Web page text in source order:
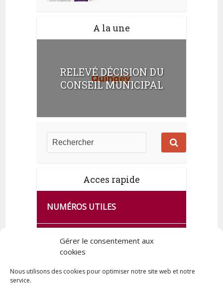
Gérer le consentement aux
cookies
Nous utilisons des cookies pour optimiser notre site web et notre
service.
A la une
RELEVÉ DÉCISION DU
CONSEIL MUNICIPAL
Acces rapide
NUMÉROS UTILES
CA SE PASSE À FRANCE SERVICES
DE QUINGEY